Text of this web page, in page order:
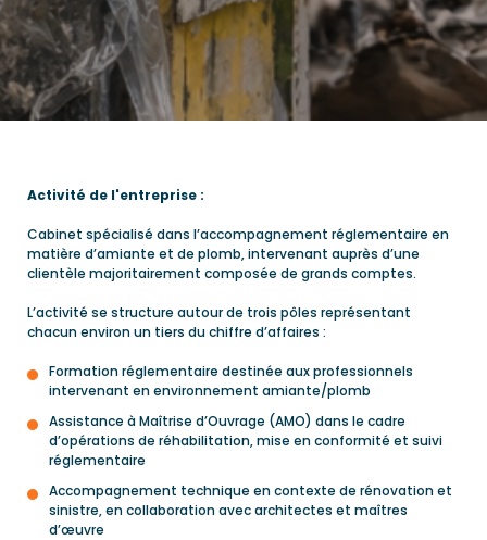
Activité de l'entreprise :
Cabinet spécialisé dans l’accompagnement réglementaire en
matière d’amiante et de plomb, intervenant auprès d’une
clientèle majoritairement composée de grands comptes.
L’activité se structure autour de trois pôles représentant
chacun environ un tiers du chiffre d’affaires :
Formation réglementaire destinée aux professionnels
intervenant en environnement amiante/plomb
Assistance à Maîtrise d’Ouvrage (AMO) dans le cadre
d’opérations de réhabilitation, mise en conformité et suivi
réglementaire
Accompagnement technique en contexte de rénovation et
sinistre, en collaboration avec architectes et maîtres
d’œuvre